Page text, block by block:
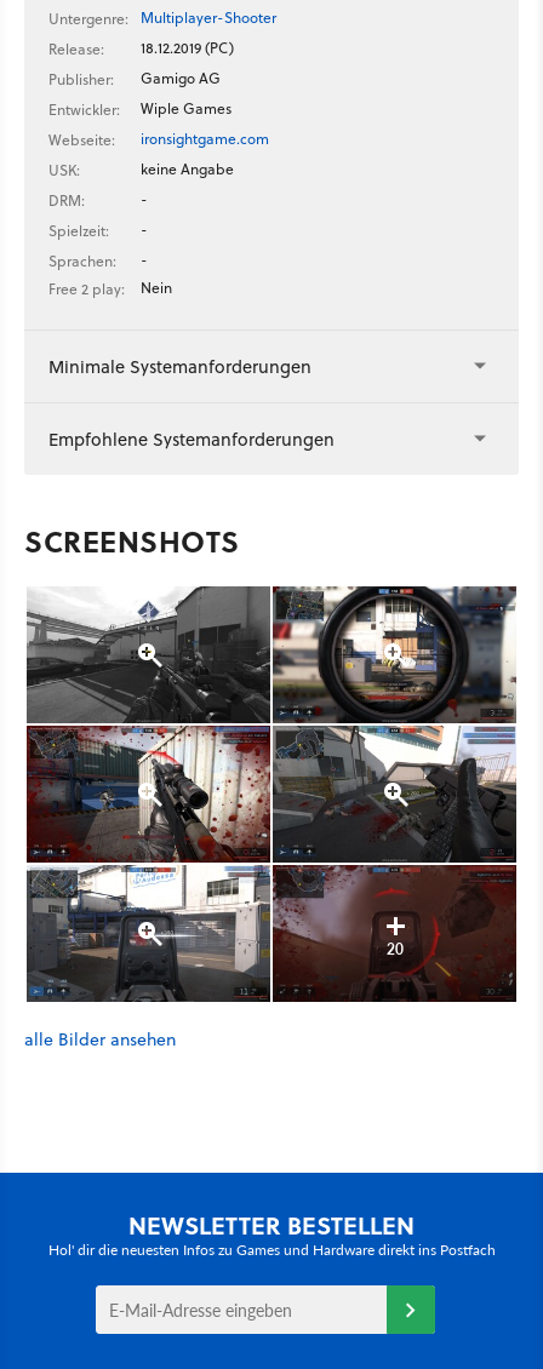
Untergenre:
Multiplayer-Shooter
Release:
18.12.2019 (PC)
Publisher:
Gamigo AG
Entwickler:
Wiple Games
Webseite:
ironsightgame.com
USK:
keine Angabe
DRM:
-
Spielzeit:
-
Sprachen:
-
Free 2 play:
Nein
Minimale Systemanforderungen
Empfohlene Systemanforderungen
SCREENSHOTS
20
alle Bilder ansehen
NEWSLETTER BESTELLEN
Hol' dir die neuesten Infos zu Games und Hardware direkt ins Postfach